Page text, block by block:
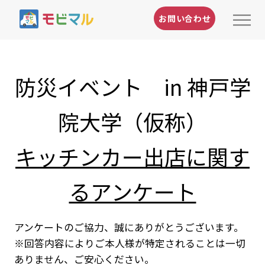
お問い合わせ
防災イベント in 神戸学
院大学（仮称）
キッチンカー出店に関す
るアンケート
アンケートのご協力、誠にありがとうございます。
※回答内容によりご本人様が特定されることは一切
ありません、ご安心ください。